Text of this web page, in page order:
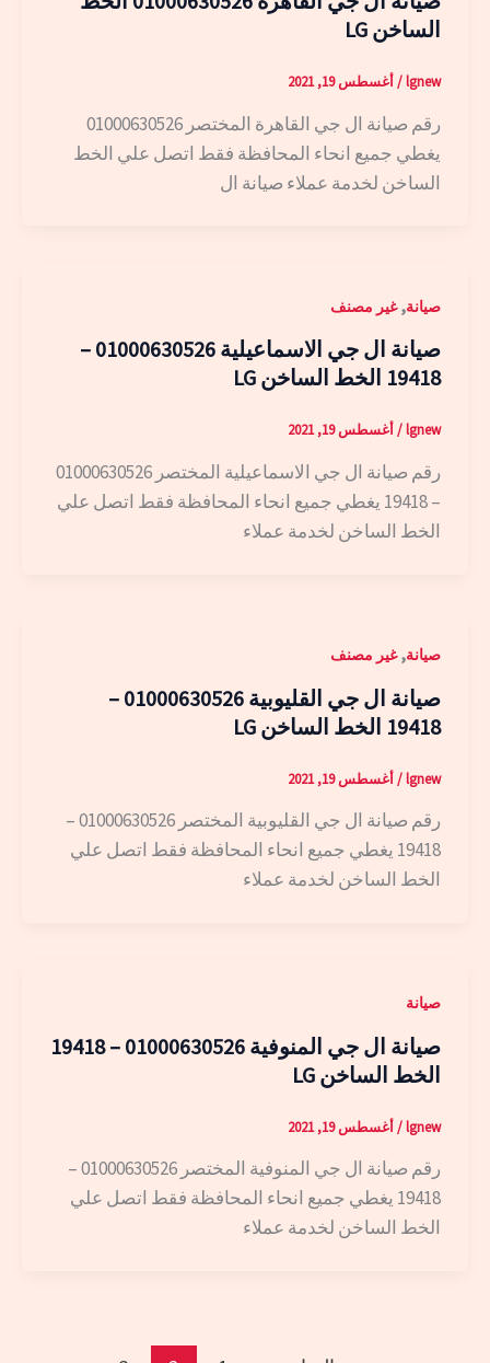
الساخن LG
lgnew
/أغسطس 19, 2021
رقم صيانة ال جي القاهرة المختصر 01000630526
يغطي جميع انحاء المحافظة فقط اتصل علي الخط
الساخن لخدمة عملاء صيانة ال
صيانة,غير مصنف
صيانة ال جي الاسماعيلية 01000630526 –
19418 الخط الساخن LG
lgnew
/أغسطس 19, 2021
رقم صيانة ال جي الاسماعيلية المختصر 01000630526
– 19418 يغطي جميع انحاء المحافظة فقط اتصل علي
الخط الساخن لخدمة عملاء
صيانة,غير مصنف
صيانة ال جي القليوبية 01000630526 –
19418 الخط الساخن LG
lgnew
/أغسطس 19, 2021
رقم صيانة ال جي القليوبية المختصر 01000630526 –
19418 يغطي جميع انحاء المحافظة فقط اتصل علي
الخط الساخن لخدمة عملاء
صيانة
صيانة ال جي المنوفية 01000630526 – 19418
الخط الساخن LG
lgnew
/أغسطس 19, 2021
رقم صيانة ال جي المنوفية المختصر 01000630526 –
19418 يغطي جميع انحاء المحافظة فقط اتصل علي
الخط الساخن لخدمة عملاء